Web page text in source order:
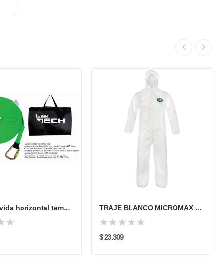
Linea de vida horizontal temporal portátil x 20... TRAJE BLANCO MICROMAX MNSA428 LAKELAND
$ 23.309